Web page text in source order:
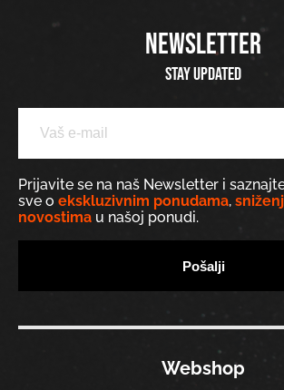
NEWSLETTER
Stay updated
Prijavite se na naš Newsletter i
sve o ekskluzivnim ponudama,
novostima u našoj ponudi.
Webshop